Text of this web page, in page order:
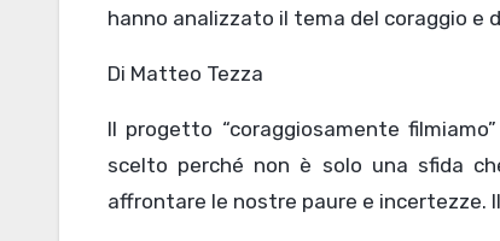
hanno analizzato il tema del coraggio e
Di Matteo Tezza
Il progetto “coraggiosamente
scelto perché non è solo una sfida
affrontare le nostre paure e incertezze.